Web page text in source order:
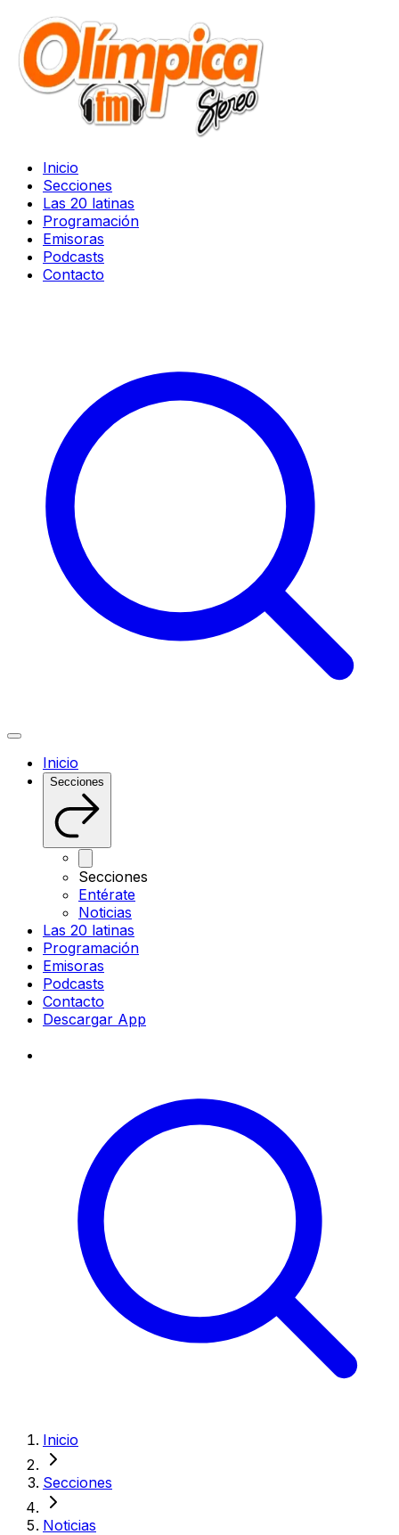
Inicio
Secciones
Las 20 latinas
Programación
Emisoras
Podcasts
Contacto
Inicio
Secciones
Secciones
Entérate
Noticias
Las 20 latinas
Programación
Emisoras
Podcasts
Contacto
Descargar App
Inicio
Secciones
Noticias